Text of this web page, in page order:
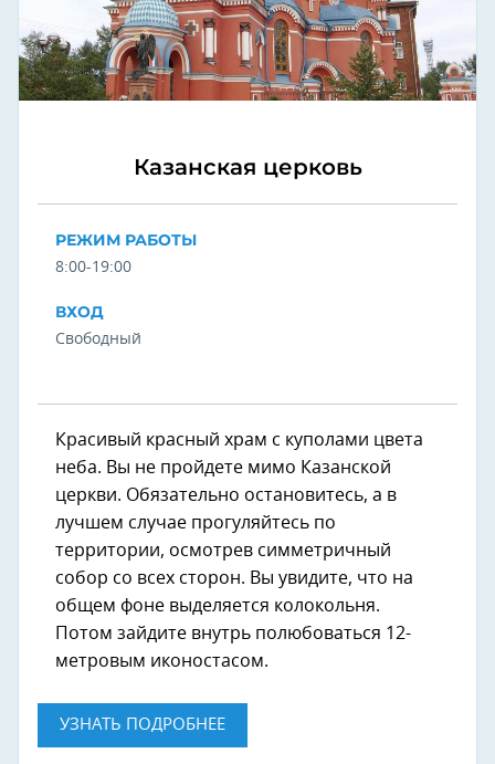
Казанская церковь
РЕЖИМ РАБОТЫ
8:00-19:00
ВХОД
Свободный
Красивый красный храм с куполами цвета
неба. Вы не пройдете мимо Казанской
церкви. Обязательно остановитесь, а в
лучшем случае прогуляйтесь по
территории, осмотрев симметричный
собор со всех сторон. Вы увидите, что на
общем фоне выделяется колокольня.
Потом зайдите внутрь полюбоваться 12-
метровым иконостасом.
УЗНАТЬ ПОДРОБНЕЕ